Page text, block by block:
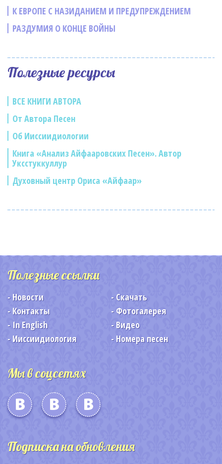
К ЕВРОПЕ С НАЗИДАНИЕМ И ПРЕДУПРЕЖДЕНИЕМ
РАЗДУМИЯ О КОНЦЕ ВОЙНЫ
Полезные ресурсы
ВСЕ КНИГИ АВТОРА
От Автора Песен
Об Ииссиидиологии
Книга «Анализ Айфааровских Песен». Автор
Уксстуккуллур
Духовный центр Ориса «Айфаар»
Полезные ссылки
Новости
Скачать
Контакты
Фотогалерея
In English
Видео
Ииссиидиология
Номера песен
Мы в соцсетях
Подписка на обновления